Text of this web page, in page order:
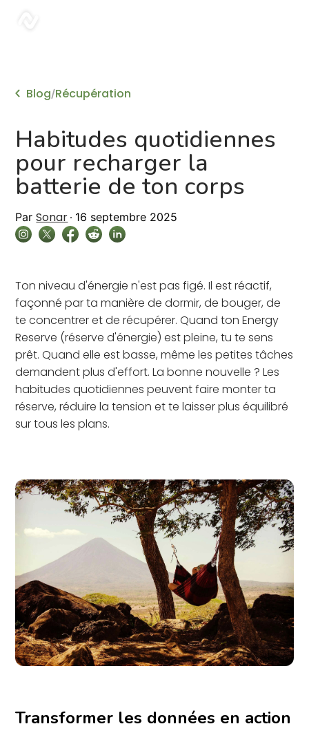
Blog/Récupération
Habitudes quotidiennes
pour recharger la
batterie de ton corps
Par Sonar 16 septembre 2025
Ton niveau d'énergie n'est pas figé. Il est réactif,
façonné par ta manière de dormir, de bouger, de
te concentrer et de récupérer. Quand ton Energy
Reserve (réserve d'énergie) est pleine, tu te sens
prêt. Quand elle est basse, même les petites tâches
demandent plus d'effort. La bonne nouvelle ? Les
habitudes quotidiennes peuvent faire monter ta
réserve, réduire la tension et te laisser plus équilibré
sur tous les plans.
Transformer les données en action